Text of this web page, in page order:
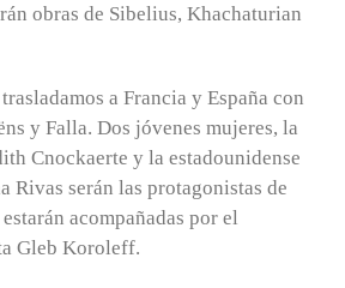
obras de Sibelius, Khachaturian
a Francia y España con
y Falla. Dos jóvenes mujeres, la
Cnockaerte y la estadounidense
Rivas serán las protagonistas de
acompañadas por el
Gleb Koroleff.